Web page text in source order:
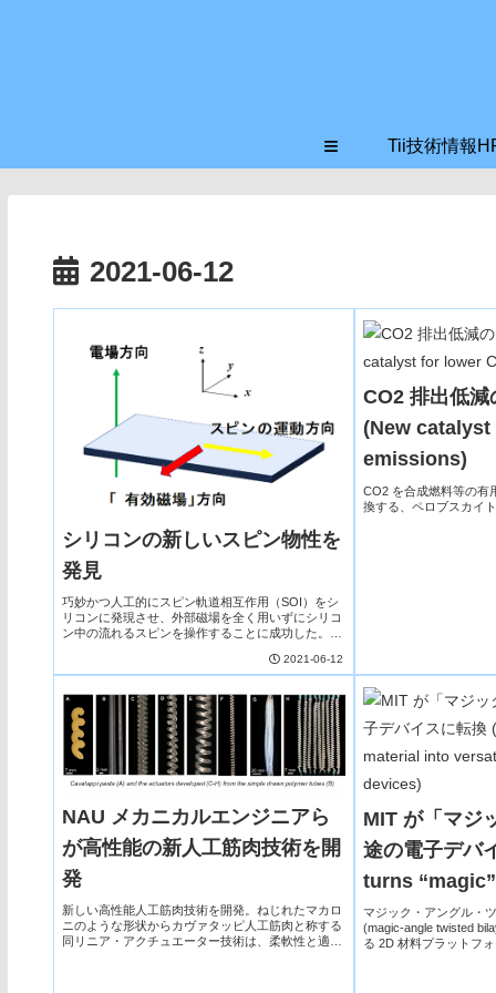
≡ Tii技術情報
2021-06-12
シリコンの新しいスピン物性を
発見
巧妙かつ人工的にスピン軌道相互作用（SOI）をシ
リコンに発現させ、外部磁場を全く用いずにシリコ
ン中の流れるスピンを操作することに成功した。こ
あるシリコンを用いてスピン演算をよりコンパクト
な素子で実現できる道程を開拓することができた。
2021-06-12
CO2 排出低減
(New
emissions)
CO2 を合成燃料等の有
換する、ペロブスカイ
NAU メカニカルエンジニアら
が高性能の新人工筋肉技術を開
発
新しい高性能人工筋肉技術を開発。ねじれたマカロ
ニのような形状からカヴァタッピ人工筋肉と称する
同リニア・アクチュエーター技術は、柔軟性と適応
MIT が「マジ
途の電子デバ
turns
versatile
マジック・アングル・
(magic-angle twisted
る 2D 材料プラットフ